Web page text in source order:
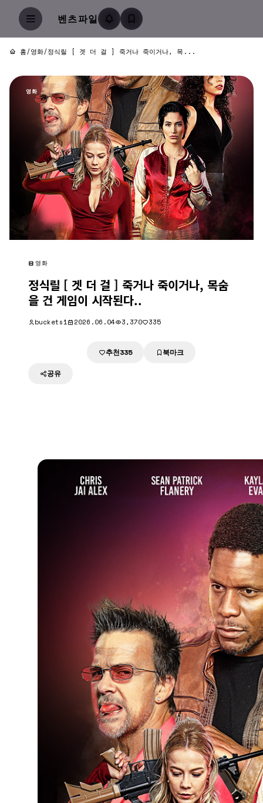
벤츠파일
홈/영화/정식릴 [ 겟 더 걸 ] 죽거나 죽이거나, 목...
영화
영화
정식릴 [ 겟 더 걸 ] 죽거나 죽이거나, 목숨
을 건 게임이 시작된다..
buckets1 2026.06.04 3,370 335
추천335 북마크
공유